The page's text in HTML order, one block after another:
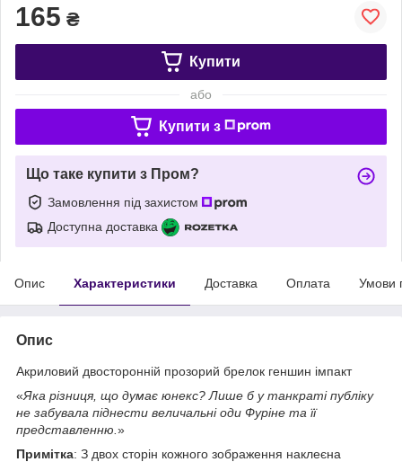
165 ₴
Купити
або
Купити з
Що таке купити з Пром?
Замовлення під захистом
Доступна доставка
Опис Характеристики Доставка Оплата Умови
Опис
Акриловий двосторонній прозорий брелок геншин імпакт
«Яка різниця, що думає юнекс? Лише б у танкраті публіку
не забувала піднести величальні оди Фуріне та її
представленню. »
Примітка: З двох сторін кожного зображення наклеєна